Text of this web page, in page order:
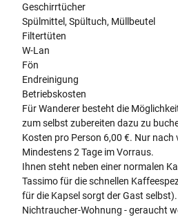
Geschirrtücher
Spülmittel, Spültuch, Müllbeutel
Filtertüten
W-Lan
Fön
Endreinigung
Betriebskosten
Für Wanderer besteht die
zum selbst zubereiten dazu zu
Kosten pro Person 6,00 €. Nur nach
Mindestens 2 Tage im Vorraus.
Ihnen steht neben einer normalen
Tassimo für die schnellen
für die Kapsel sorgt der Gast selbst).
Nichtraucher-Wohnung - geraucht